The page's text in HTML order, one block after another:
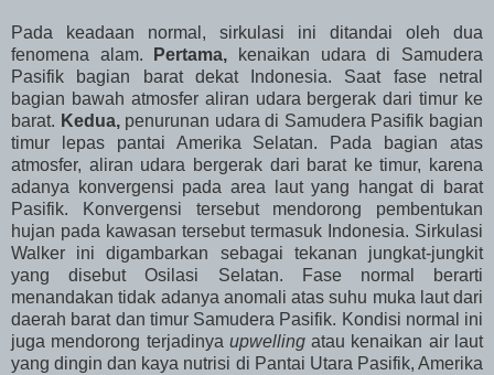
Pada keadaan normal, sirkulasi ini ditandai oleh dua
fenomena alam.
Pertama, kenaikan udara di Samudera
Pasifik bagian barat dekat Indonesia. Saat fase netral
bagian bawah atmosfer aliran udara bergerak dari timur ke
barat. Kedua,penurunan udara di Samudera Pasifik bagian
timur lepas pantai Amerika Selatan. Pada bagian atas
atmosfer, aliran udara bergerak dari barat ke timur, karena
adanya konvergensi pada area laut yang hangat di barat
Pasifik. Konvergensi tersebut mendorong pembentukan
hujan pada kawasan tersebut termasuk Indonesia. Sirkulasi
Walker ini digambarkan sebagai tekanan jungkat-jungkit
yang disebut Osilasi Selatan. Fase normal berarti
menandakan tidak adanya anomali atas suhu muka laut dari
daerah barat dan timur Samudera Pasifik. Kondisi normal ini
juga mendorong terjadinya upwellingatau kenaikan air laut
yang dingin dan kaya nutrisi di Pantai Utara Pasifik, Amerika